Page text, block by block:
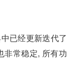
已经更新迭代了
非常稳定, 所有功